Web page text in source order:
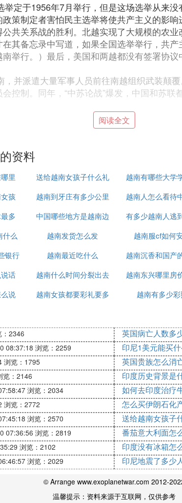
定于1956年7月举行，但是这场选举从来
策制定者害怕民主选举将使共产主义的影
共关系战的胜利。北越实现了大规模的农
其备忘录中写道，如果全国选举举行，共
举行。）最后，美国和两越都没有签署协
并派遣大量军事人员前往南越组织武装颠
控制。同年，“中苏论战”爆发，中国和苏联
基塔·谢尔盖耶维奇·赫鲁晓夫在维也纳会面
别是柏林，那里大量的技术工人都已逃到
唯一的热战。肯尼迪和他的顾问很快决定，
限在通过代理方使用常规武器，作为减轻
部分乡村，虽然有美国的军事援助，但政
步帮助吴庭艳政府，肯尼迪派遣一支特种
力量，发动了比1968年春节攻势更大规模的
系的苏联和中华人民共和国的压力迫使北
临时革命政府、西贡政权）在巴黎正式签定
。
么不直接放火烧山呢
布为特点。越南在抗击美军入侵期间，曾充
什么不直接放火烧山呢？一是越南的气候
悲剧，招来世界舆论谴责。
造成人道主义悲剧
平民百姓也在其中，很多村庄都是在丛林
全和财产造成重大损失，导致一场人道主
丛林的计划。
些暴行
美国投入参战人数最多的战争之一。在越
的手段也是残忍至极，对越南犯下了累累的
在越南进行的暴行，这也被认为是美军历史
阅读全文
资料
里
送给越南女孩子什么礼
物
越南有哪些大学
孩 越南到牙庄有多少公里
越南人怎么看待
卫战
多
中国哪些地方是越南边
境
有多少越南人逃
什么
越南发货怎么发 越南服cf如何
银行 越南最近吃什么
越南沉香和国产
什么区别
话
越南什么时间分裂出去
的
越南东兴哪里房
宜
说
越南女孩都要彩礼要多
越南有多少彩
：2346 英国病亡人数多
08:37:18 浏览：2259 印尼1美元能买
浏览：1795 英国贵族怎么消
览：2146 印度历史背景是
浏览：2034 如何去印度治疗
浏览：2772 怎么买伊朗石化
浏览：2570 送给越南女孩子
07:36:56 浏览：2819 番茄意大利面怎
浏览：2102 印度没有冰箱怎
浏览：2029 印尼地震了多少
© Arrange www.exoplanetwar.com 2012-
温馨提示：资料来源于互联网，仅供参考